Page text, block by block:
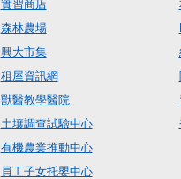
實習商店
森林農場
興大市集
租屋資訊網
獸醫教學醫院
土壤調查試驗中心
有機農業推動中心
員工子女托嬰中心